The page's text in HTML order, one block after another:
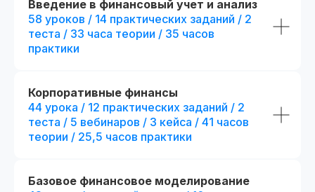
Введение в финансовый учет и анализ
58 уроков / 14 практических заданий / 2
теста / 33 часа теории / 35 часов
практики
Корпоративные финансы
44 урока / 12 практических заданий / 2
теста / 5 вебинаров / 3 кейса / 41 часов
теории / 25,5 часов практики
Базовое финансовое моделирование
До окончания акции осталось
00
дней часов минута секунда